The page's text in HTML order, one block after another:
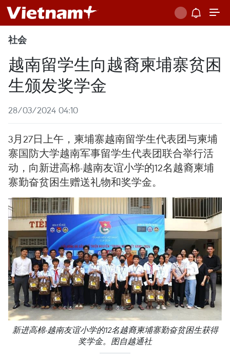
社会
越南留学生向越裔柬埔寨贫困
生颁发奖学金
28/03/2024 04:10
3月27日上午，柬埔寨越南留学生代表团与柬埔
寨国防大学越南军事留学生代表团联合举行活
动，向新进高棉-越南友谊小学的12名越裔柬埔
寨勤奋贫困生赠送礼物和奖学金。
新进高棉-越南友谊小学的12名越裔柬埔寨勤奋贫困生获得
奖学金。图自越通社